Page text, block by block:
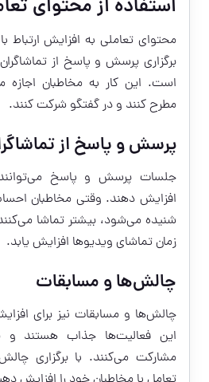
استفاده از محتوای
محتوای تعاملی به افزایش
برگزاری پرسش و پاسخ از
است. این کار به مخاطبان
مطرح کنند و در گفتگو شرکت کنند.
پرسش و پاسخ از
جلسات پرسش و پاسخ
افزایش دهند. وقتی مخاطبان
شنیده می‌شود، بیشتر تماشا
زمان تماشای ویدیوها افزایش یابد.
چالش‌ها و مسابقات
چالش‌ها و مسابقات نیز برای
این فعالیت‌ها جذاب هستند و
مشارکت می‌کنند. با برگزاری